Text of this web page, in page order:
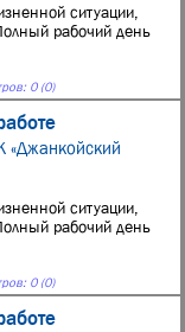
ситуации,
рабочий день
0 (0)
«Джанкойский
ситуации,
рабочий день
0 (0)